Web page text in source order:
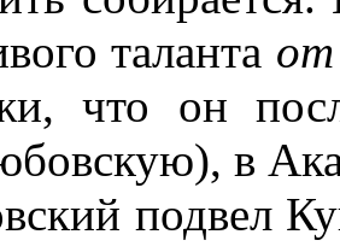
таланта от
что он
в
подвел